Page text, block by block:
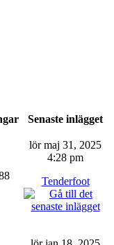
Senaste inlägget
lör maj 31, 2025
4:28 pm
Tenderfoot